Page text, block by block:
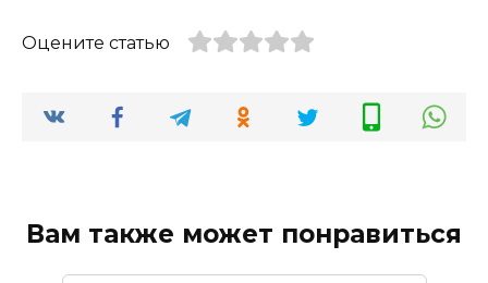
Оцените статью
Вам также может понравиться